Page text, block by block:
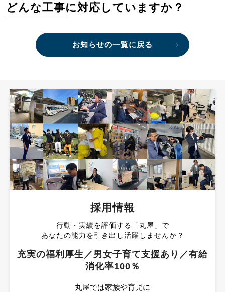
どんな工事に対応していますか？
お知らせの一覧に戻る
採用情報
行動・実績を評価する「丸屋」で
あなたの能力を引き出し活躍しませんか？
充実の福利厚生／男女子育て支援あり／有給
消化率100％
丸屋では家族や育児に